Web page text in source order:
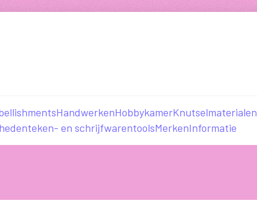
HandwerkenHobbykamerKnutselmaterialen
teken- en schrijfwarentoolsMerkenInformatie